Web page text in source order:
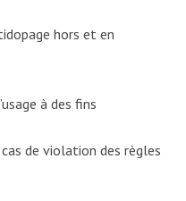
hors et en
à des fins
de violation des règles